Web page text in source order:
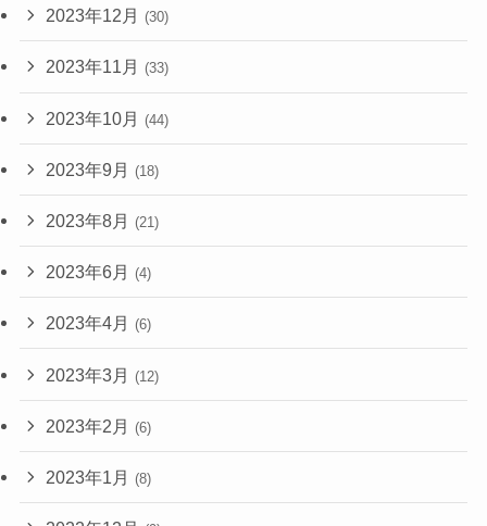
2023年12月 (30)
2023年11月 (33)
2023年10月 (44)
2023年9月 (18)
2023年8月 (21)
2023年6月 (4)
2023年4月 (6)
2023年3月 (12)
2023年2月 (6)
2023年1月 (8)